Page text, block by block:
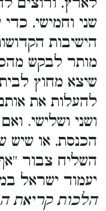
שני וחמישי,
הישיבות
מותר לבקש
שיצא מחוץ
להעלות את
ושני ושלישי.
הכנסת, או שיש
השליח צבור
יעמוד ישראל
הלכות קריאת